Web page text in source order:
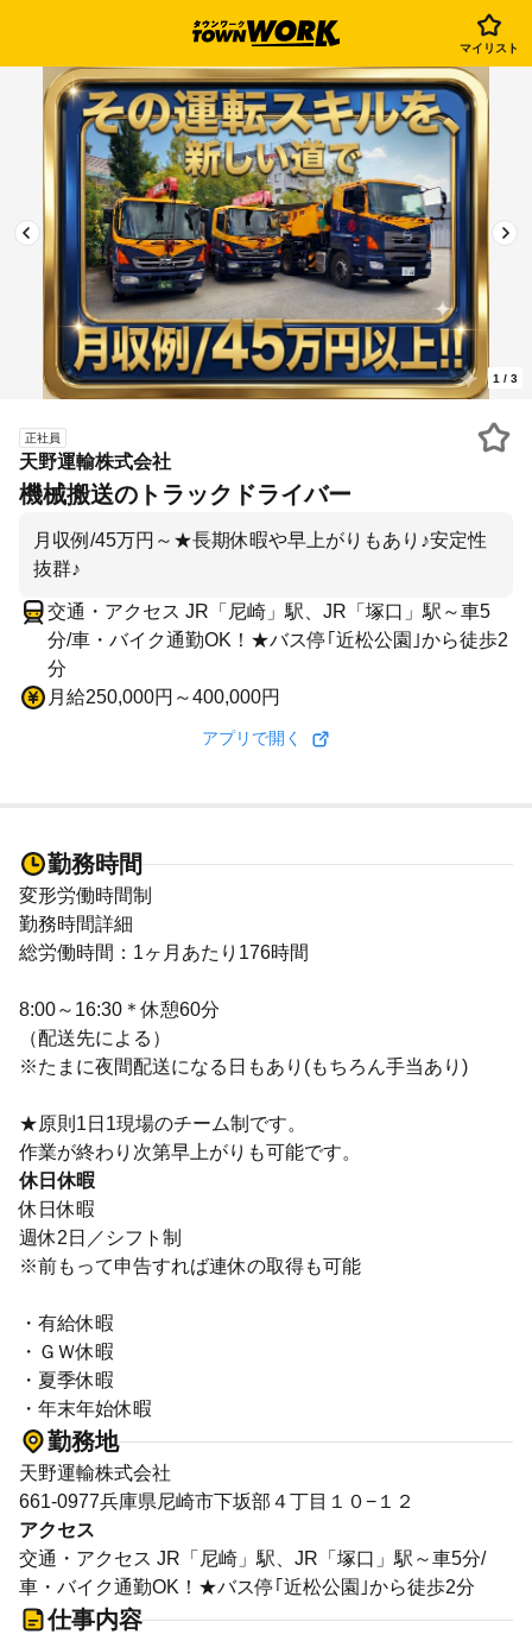
マイリスト
1 / 3
正社員
天野運輸株式会社
機械搬送のトラックドライバー
月収例/45万円～★長期休暇や早上がりもあり♪安定性
抜群♪
交通・アクセス JR「尼崎」駅、JR「塚口」駅～車5
分/車・バイク通勤OK！★バス停｢近松公園｣から徒歩2
分
月給250,000円～400,000円
アプリで開く
勤務時間
変形労働時間制
勤務時間詳細
総労働時間：1ヶ月あたり176時間
8:00～16:30＊休憩60分
（配送先による）
※たまに夜間配送になる日もあり(もちろん手当あり)
★原則1日1現場のチーム制です。
作業が終わり次第早上がりも可能です。
休日休暇
休日休暇
週休2日／シフト制
※前もって申告すれば連休の取得も可能
・有給休暇
・ＧＷ休暇
・夏季休暇
・年末年始休暇
勤務地
天野運輸株式会社
661-0977兵庫県尼崎市下坂部４丁目１０−１２
アクセス
交通・アクセス JR「尼崎」駅、JR「塚口」駅～車5分/
車・バイク通勤OK！★バス停｢近松公園｣から徒歩2分
仕事内容